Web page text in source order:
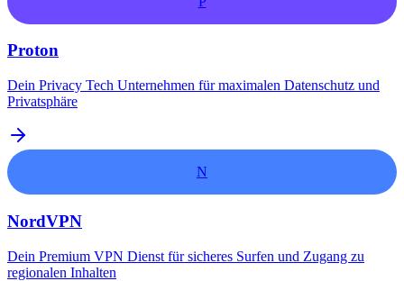
Proton
Dein Privacy Tech Unternehmen für maximalen Datenschutz und
Privatsphäre
N
NordVPN
Dein Premium VPN Dienst für sicheres Surfen und Zugang zu
regionalen Inhalten